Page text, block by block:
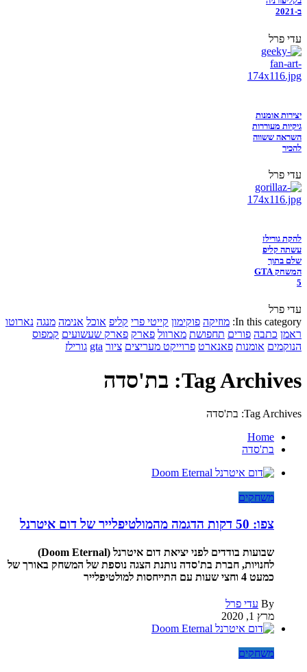
ב-2021
עדי פרל
יצירות אומנות
גיקיות מעוררות
השראה ששווה
להכיר
עדי פרל
להקת גורילז
עשתה קליפ
שלם בתוך
המשחק GTA
5
עדי פרל
In this category: מוזיקה פוקימון קייטי פרי קליפ אוכל אנימה מנגה נארוטו
ראמן כתבה פורים תחפושת מארוול פארק פארק שעשועים קמפוס
הנוקמים אומנות פאנארט פרוייקט מעריצים ציור gta גורילז
Tag Archives: בת'סדה
Tag Archives: בת'סדה
Home
בת'סדה
משחקים
צפו: 50 דקות הדגמה מהמולטיפלייר של דום איטרנל
שבועות בודדים לפני יציאת דום איטרנל (Doom Eternal)
לחנויות, חברת בת'סדה נותנת הצגה נוספת של המשחק באורך של
כמעט 4 וחצי שעות עם התייחסות למולטיפלייר
By עדי פרל
מרץ 1, 2020
משחקים